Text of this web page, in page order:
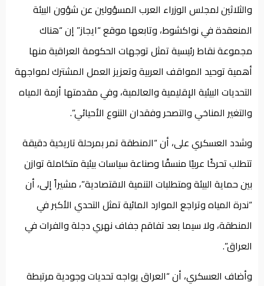
والثلاثين لمجلس الوزراء العرب المسؤولين عن شؤون البيئة
المنعقدة في نواكشوط، وتابعها موقع “ايجاز” إن “هناك
مجموعة نقاط رئيسية تمثل توجهات الحكومة العراقية منها
أهمية توحيد المواقف العربية وتعزيز العمل المشترك لمواجهة
التحديات البيئية الإقليمية والعالمية، وفي مقدمتها أزمة المياه
والتغير المناخي والتصحر وفقدان التنوع الأحيائي”.
وشدد العسكري على، أن “المنطقة تمر بمرحلة تاريخية دقيقة
تتطلب تحركًا عربيًا منسقًا وصناعة سياسات بيئية متكاملة توازن
بين حماية البيئة ومتطلبات التنمية الاقتصادية”، مشيراً إلى، أن
“ندرة المياه وتراجع الموارد المائية تمثل التحدي الأكبر في
المنطقة، ولا سيما بعد تفاقم جفاف نهري دجلة والفرات في
العراق”.
وأضاف العسكري، أن “العراق يواجه تحديات وجودية مرتبطة